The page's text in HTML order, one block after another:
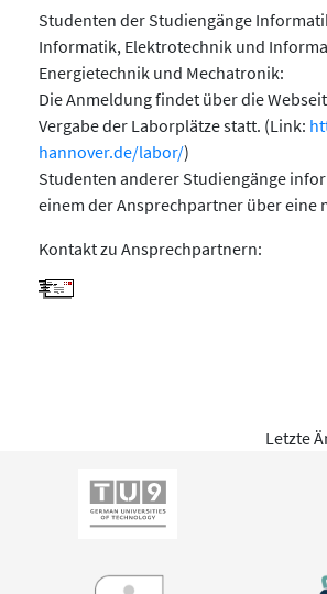
Studenten der Studiengänge
Informatik, Elektrotechnik und
Energietechnik und Mechatronik:
Die Anmeldung findet über die
Vergabe der Laborplätze statt. (Link:
hannover.de/labor/)
Studenten anderer Studiengänge
einem der Ansprechpartner über eine
Kontakt zu Ansprechpartnern:
Letzte